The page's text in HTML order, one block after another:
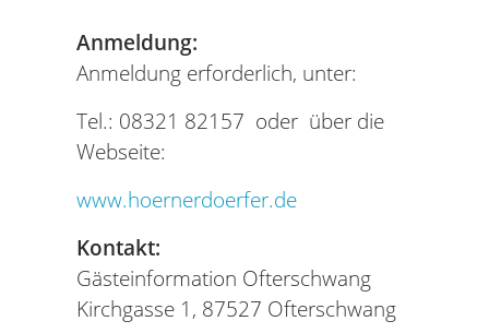
Anmeldung:
Anmeldung erforderlich, unter:
Tel.: 08321 82157 oder über die
Webseite:
www.hoernerdoerfer.de
Kontakt:
Gästeinformation Ofterschwang
Kirchgasse 1, 87527 Ofterschwang